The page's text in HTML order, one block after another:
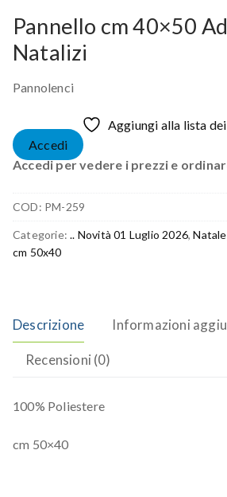
Pannello cm 40×50
Natalizi
Pannolenci
Aggiungi alla lista
Accedi
Accedi per vedere i prezzi e
COD: PM-259
Categorie:.. Novità 01 Luglio 2026,Natale
cm 50x40
Descrizione Informazioni
Recensioni (0)
100% Poliestere
cm 50×40